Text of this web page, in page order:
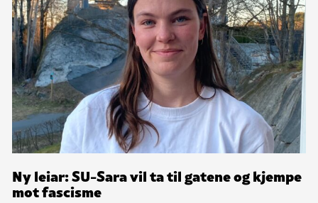
Ny leiar: SU-Sara vil ta til gatene og kjempe
mot fascisme